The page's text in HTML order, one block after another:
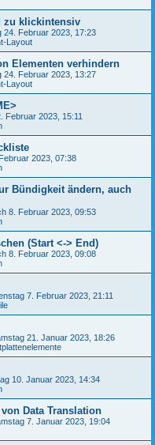
zu klickintensiv
24. Februar 2023, 17:23
Layout
Elementen verhindern
24. Februar 2023, 13:27
Layout
Februar 2023, 15:11
2023, 07:38
Bündigkeit ändern, auch
8. Februar 2023, 09:53
(Start <-> End)
8. Februar 2023, 09:08
7. Februar 2023, 21:11
21. Januar 2023, 18:26
10. Januar 2023, 14:34
Data Translation
7. Januar 2023, 19:04